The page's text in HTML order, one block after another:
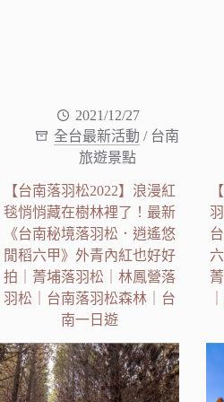
2021/12/27
全台最新活動 / 台南
旅遊景點
【台南落羽松2022】浪漫紅
毯悄悄藏在樹林裡了！最新
《台南秘境落羽松．逍遙悠
閒稻六甲》外青內紅也好好
拍｜菁埔落羽松｜林鳳營落
羽松｜台南落羽松森林｜台
南一日遊